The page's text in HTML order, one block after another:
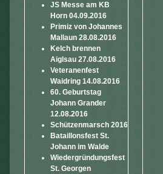
JS Messe am KB
Horn 04.09.2016
Primiz von Johannes
Mallaun 28.08.2016
Kelch brennen
Aiglsau 27.08.2016
Veteranenfest
Waidring 14.08.2016
60. Geburtstag
Johann Grander
12.08.2016
Schützenmarsch 2016
Bataillonsfest St.
Johann im Walde
Wiedergründungsfest
St. Georgen